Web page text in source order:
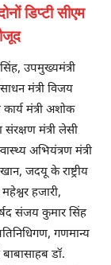
डिप्टी सीएम
उपमुख्यमंत्री
मंत्री विजय
कार्य मंत्री अशोक
मंत्री लेसी
अभियंत्रण मंत्री
जदयू के राष्ट्रीय
हजारी,
संजय कुमार सिंह
गणमान्य
डॉ.